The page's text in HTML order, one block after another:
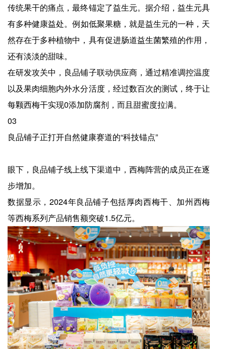
传统果干的痛点，最终锚定了益生元。据介绍，益生元具
有多种健康益处‌。例如低聚果糖，就是益生元的一种，天
然存在于多种植物中，具有促进肠道益生菌繁殖的作用，
还有淡淡的甜味。
在研发攻关中，良品铺子联动供应商，通过精准调控温度
以及果肉细胞内外水分活度，经过数百次的测试，终于让
每颗西梅干实现0添加防腐剂，而且甜蜜度拉满。
03
良品铺子正打开自然健康赛道的“科技锚点”
眼下，良品铺子线上线下渠道中，西梅阵营的成员正在逐
步增加。
数据显示，2024年良品铺子包括厚肉西梅干、加州西梅
等西梅系列产品销售额突破1.5亿元。